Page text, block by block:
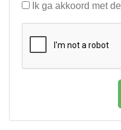
Ik ga akkoord met de